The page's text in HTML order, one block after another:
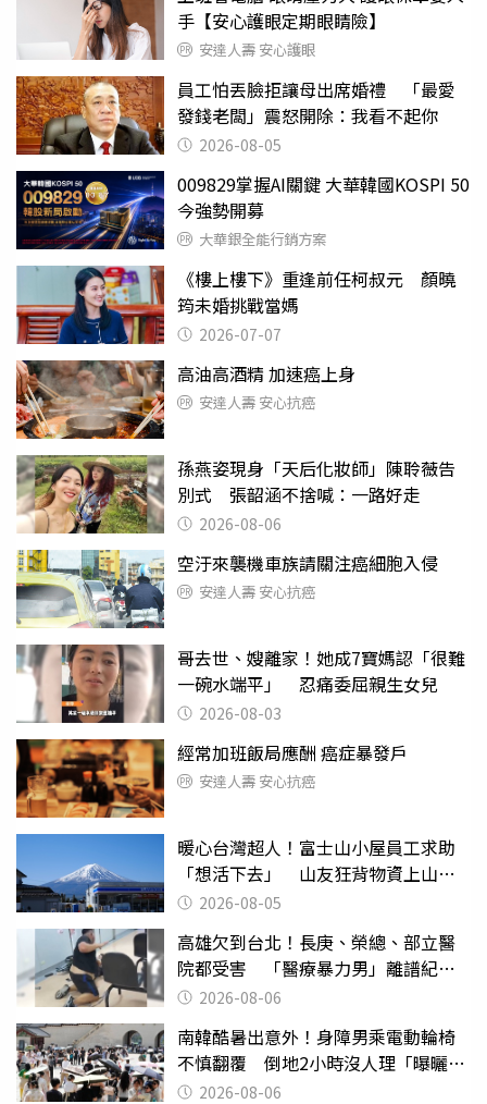
手【安心護眼定期眼睛險】
安達人壽 安心護眼
員工怕丟臉拒讓母出席婚禮 「最愛
發錢老闆」震怒開除：我看不起你
2026-08-05
009829掌握AI關鍵 大華韓國KOSPI 50
今強勢開募
大華銀全能行銷方案
《樓上樓下》重逢前任柯叔元 顏曉
筠未婚挑戰當媽
2026-07-07
高油高酒精 加速癌上身
安達人壽 安心抗癌
孫燕姿現身「天后化妝師」陳聆薇告
別式 張韶涵不捨喊：一路好走
2026-08-06
空汙來襲機車族請關注癌細胞入侵
安達人壽 安心抗癌
哥去世、嫂離家！她成7寶媽認「很難
一碗水端平」 忍痛委屈親生女兒
2026-08-03
經常加班飯局應酬 癌症暴發戶
安達人壽 安心抗癌
暖心台灣超人！富士山小屋員工求助
「想活下去」 山友狂背物資上山：
台灣真的是寶島
2026-08-05
高雄欠到台北！長庚、榮總、部立醫
院都受害 「醫療暴力男」離譜紀錄
曝光2026-08-06
南韓酷暑出意外！身障男乘電動輪椅
不慎翻覆 倒地2小時沒人理「曝曬
亡」2026-08-06